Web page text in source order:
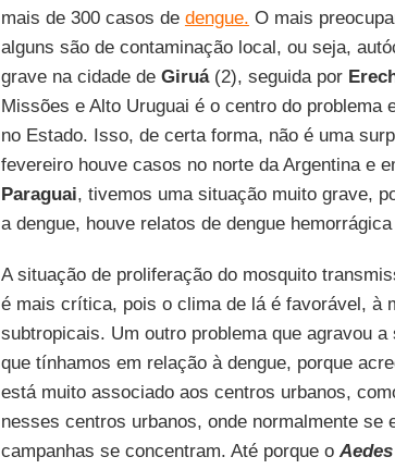
mais de 300 casos de dengue. O mais
alguns são de contaminação local, ou seja,
grave na cidade de Giruá(2), seguida por
Missões e Alto Uruguai é o centro do problema
no Estado. Isso, de certa forma, não é uma
fevereiro houve casos no norte da Argentina e
Paraguai, tivemos uma situação muito grave,
a dengue, houve relatos de dengue
A situação de proliferação do mosquito
é mais crítica, pois o clima de lá é favorável, à
subtropicais. Um outro problema que agravou
que tínhamos em relação à dengue, porque
está muito associado aos centros urbanos,
nesses centros urbanos, onde normalmente se
campanhas se concentram. Até porque o